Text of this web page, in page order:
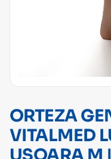
ORTEZA
VITALMED